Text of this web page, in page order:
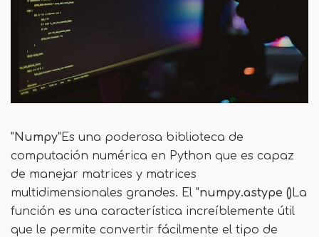
"Numpy"Es una poderosa biblioteca de
computación numérica en Python que es capaz
de manejar matrices y matrices
multidimensionales grandes. El "numpy.astype () La
función es una característica increíblemente útil
que le permite convertir fácilmente el tipo de